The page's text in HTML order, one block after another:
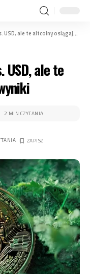
te altcoiny osiągają lepsze wyniki
USD, ale te
2 MIN CZYTANIA